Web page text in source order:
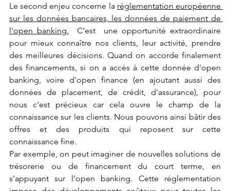
Le second enjeu concerne la réglementation européenne
sur les données bancaires, les données de paiement de
l'open banking. C’est  une opportunité extraordinaire
pour mieux connaître nos clients, leur activité, prendre
des meilleures décisions. Quand on accorde finalement
des financements, si on a accès à cette donnée d'open
banking, voire d'open finance (en ajoutant aussi des
données de placement, de crédit, d'assurance), pour
nous c'est précieux car cela ouvre le champ de la
connaissance sur les clients. Nous pouvons ainsi bâtir des
offres et des produits qui reposent sur cette
connaissance fine.
Par exemple, on peut imaginer de nouvelles solutions de
trésorerie ou de financement du court terme, en
s’appuyant sur l’open banking. Cette réglementation